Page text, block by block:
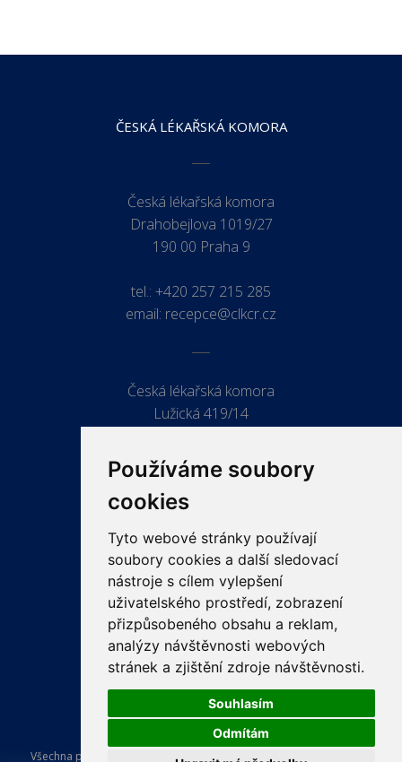
Používáme soubory
cookies
Tyto webové stránky používají
soubory cookies a další sledovací
nástroje s cílem vylepšení
uživatelského prostředí, zobrazení
přizpůsobeného obsahu a reklam,
analýzy návštěvnosti webových
stránek a zjištění zdroje návštěvnosti.
Souhlasím
Odmítám
ČESKÁ LÉKAŘSKÁ KOMORA
Česká lékařská komora
Drahobejlova 1019/27
190 00 Praha 9
tel.: +420 257 215 285
email: recepce@clkcr.cz
Česká lékařská komora
Lužická 419/14
ODKAZY
PRO LÉKAŘE
PRO VEŘEJNOST
VZDĚLÁVÁNÍ
Všechna práva vyhrazena Česká lékařská komora. Tvorba a provoz